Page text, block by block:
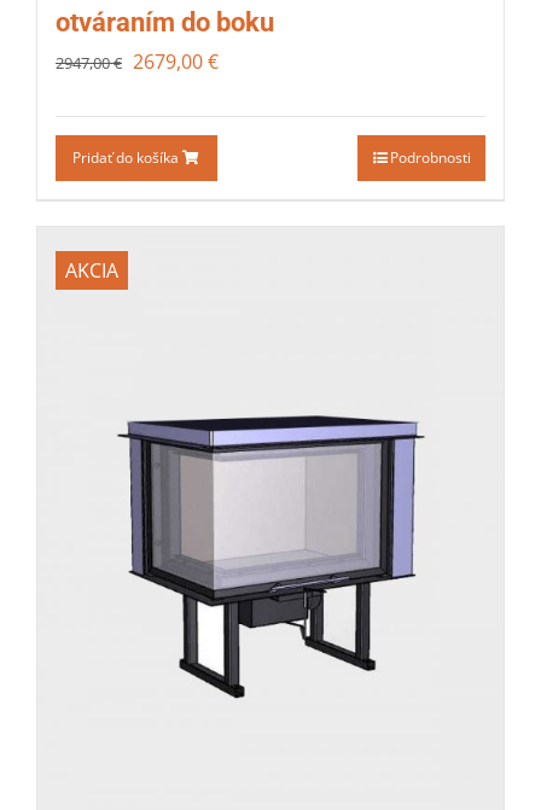
otváraním do boku
2947,00€ 2679,00€
Pridať do košíka Podrobnosti
AKCIA